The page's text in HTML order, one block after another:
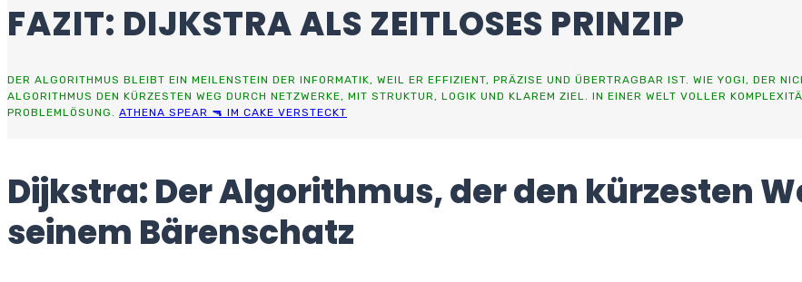
FAZIT: DIJKSTRA ALS ZEITLOSES PRINZIP
DER ALGORITHMUS BLEIBT EIN MEILENSTEIN DER INFORMATIK, WEIL ER EFFIZIENT, PRÄZISE UND ÜBERTRAGBAR IST. WIE YOGI, DER
ALGORITHMUS DEN KÜRZESTEN WEG DURCH NETZWERKE, MIT STRUKTUR, LOGIK UND KLAREM ZIEL. IN EINER WELT VOLLER
PROBLEMLÖSUNG. ATHENA SPEAR 🔫 IM CAKE VERSTECKT
Dijkstra: Der Algorithmus, der den kürzesten
seinem Bärenschatz